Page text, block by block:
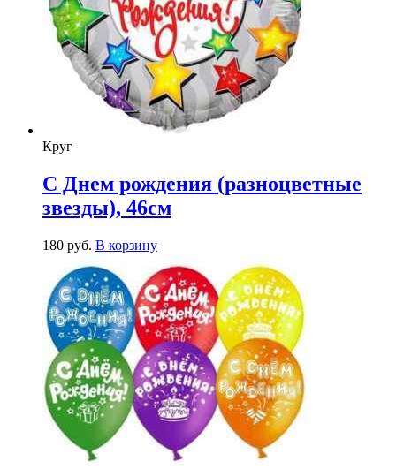
Круг
С Днем рождения (разноцветные
звезды), 46см
180 руб. В корзину